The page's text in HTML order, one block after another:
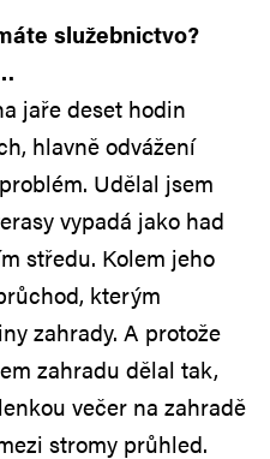
služebnictvo?
jaře deset hodin
hlavně odvážení
Udělal jsem
vypadá jako had
středu. Kolem jeho
kterým
zahrady. A protože
zahradu dělal tak,
večer na zahradě
stromy průhled.